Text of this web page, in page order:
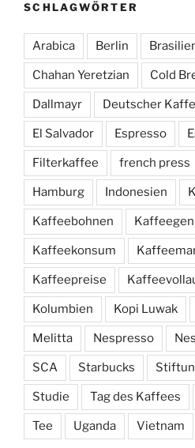
SCHLAGWÖRTER
Arabica Berlin
Chahan Yeretzian Cold
Dallmayr Deutscher
El Salvador Espresso
Filterkaffee french press
Hamburg Indonesien
Kaffeebohnen
Kaffeekonsum
Kaffeepreise
Kolumbien Kopi Luwak
Melitta Nespresso
SCA Starbucks
Studie Tag des Kaffees
Tee Uganda Vietnam